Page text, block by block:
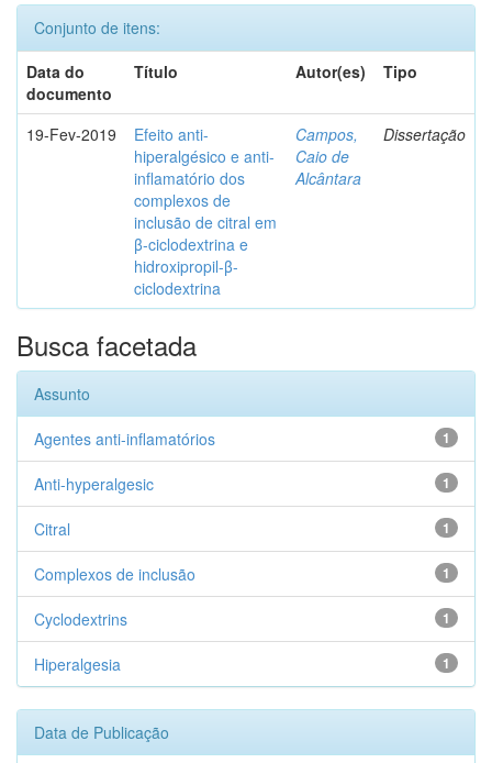
Conjunto de itens:
Data do
documento
Título Autor(es) Tipo
19-Fev-2019
Efeito anti-
hiperalgésico e anti-
inflamatório dos
complexos de
inclusão de citral em
β-ciclodextrina e
hidroxipropil-β-
ciclodextrina
Campos,
Caio de
Alcântara
Dissertação
Busca facetada
Assunto
1
Agentes anti-inflamatórios
1
Anti-hyperalgesic
1
Citral
1
Complexos de inclusão
1
Cyclodextrins
1
Hiperalgesia
Data de Publicação